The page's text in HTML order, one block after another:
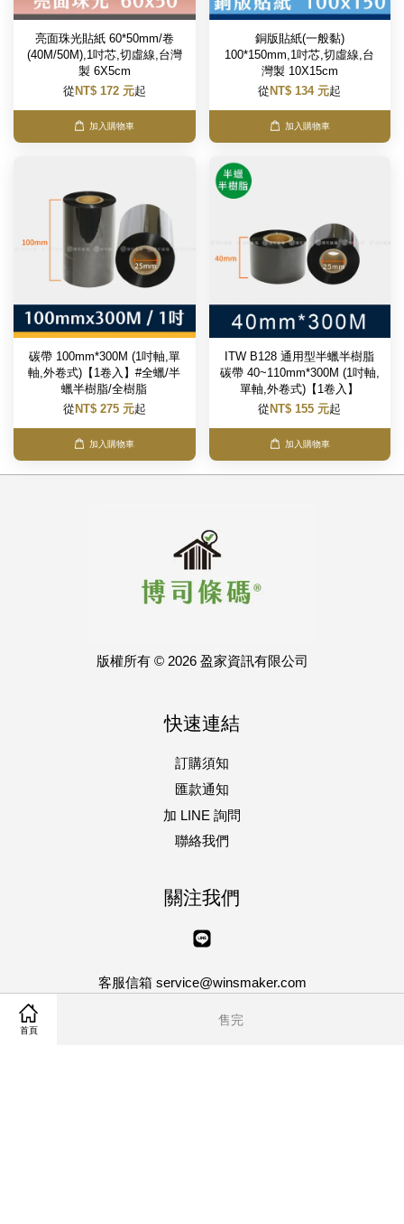
首頁
售完
亮面珠光貼紙 60*50mm/卷
(40M/50M),1吋芯,切虛線,台灣
製 6X5cm
從 NT$ 172 元起
加入購物車
銅版貼紙(一般黏)
100*150mm,1吋芯,切虛線,台
灣製 10X15cm
從 NT$ 134 元起
加入購物車
碳帶 100mm*300M (1吋軸,單
軸,外卷式)【1卷入】#全蠟/半
蠟半樹脂/全樹脂
從 NT$ 275 元起
加入購物車
ITW B128 通用型半蠟半樹脂
碳帶 40~110mm*300M (1吋軸,
單軸,外卷式)【1卷入】
從 NT$ 155 元起
加入購物車
版權所有 © 2026 盈家資訊有限公司
快速連結
訂購須知
匯款通知
加 LINE 詢問
聯絡我們
關注我們
客服信箱 service@winsmaker.com
星期一 ~ 星期五 | AM10:00~PM5:00